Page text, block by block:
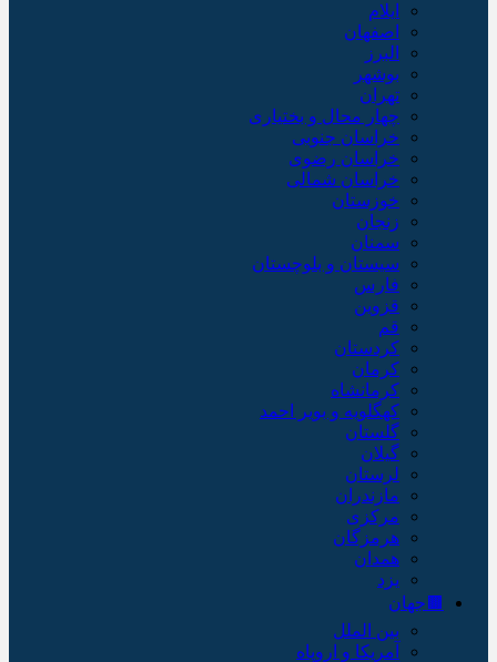
ایلام
اصفهان
البرز
بوشهر
تهران
چهار محال و بختیاری
خراسان جنوبی
خراسان رضوی
خراسان شمالی
خوزستان
زنجان
سمنان
سیستان و بلوچستان
فارس
قزوین
قم
کردستان
کرمان
کرمانشاه
کهگلویه و بویر احمد
گلستان
گیلان
لرستان
مازندران
مرکزی
هرمزگان
همدان
یزد
🟫جهان
بین الملل
آمریکا و اروپاه